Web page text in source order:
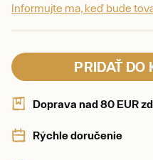
Informujte ma, keď bude
PRIDAŤ DO
Doprava nad 80 EUR
Rýchle doručenie